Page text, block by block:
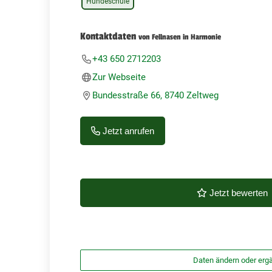
Kontaktdaten von Fellnasen in Harmonie
+43 650 2712203
Zur Webseite
Bundesstraße 66, 8740 Zeltweg
Jetzt anrufen
Jetzt bewerten
Daten ändern oder